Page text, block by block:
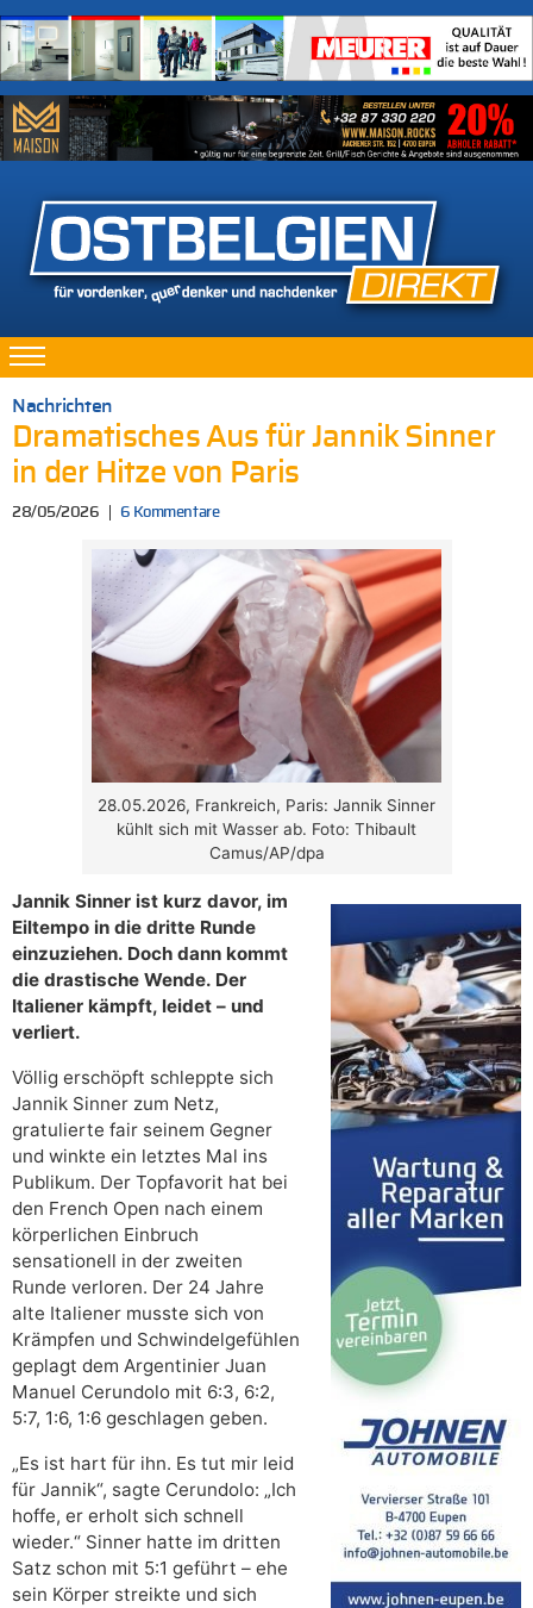
Nachrichten
Dramatisches Aus für Jannik Sinner
in der Hitze von Paris
28/05/2026 6 Kommentare
28.05.2026, Frankreich, Paris: Jannik Sinner
kühlt sich mit Wasser ab. Foto: Thibault
Camus/AP/dpa
Jannik Sinner ist kurz davor, im
Eiltempo in die dritte Runde
einzuziehen. Doch dann kommt
die drastische Wende. Der
Italiener kämpft, leidet – und
verliert.
Völlig erschöpft schleppte sich
Jannik Sinner zum Netz,
gratulierte fair seinem Gegner
und winkte ein letztes Mal ins
Publikum. Der Topfavorit hat bei
den French Open nach einem
körperlichen Einbruch
sensationell in der zweiten
Runde verloren. Der 24 Jahre
alte Italiener musste sich von
Krämpfen und Schwindelgefühlen
geplagt dem Argentinier Juan
Manuel Cerundolo mit 6:3, 6:2,
5:7, 1:6, 1:6 geschlagen geben.
„Es ist hart für ihn. Es tut mir leid
für Jannik“, sagte Cerundolo: „Ich
hoffe, er erholt sich schnell
wieder.“ Sinner hatte im dritten
Satz schon mit 5:1 geführt – ehe
sein Körper streikte und sich